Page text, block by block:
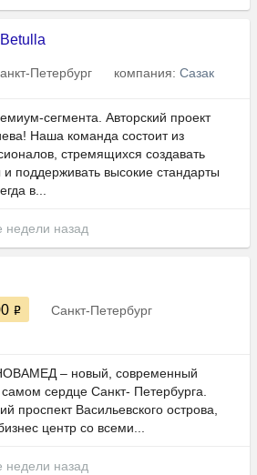
Петербург компания: Сазак
сегмента. Авторский проект
Наша команда состоит из
стремящихся создавать
поддерживать высокие стандарты
в...
недели назад
Санкт-Петербург
– новый, современный
сердце Санкт- Петербурга.
проспект Васильевского острова,
центр со всеми...
недели назад